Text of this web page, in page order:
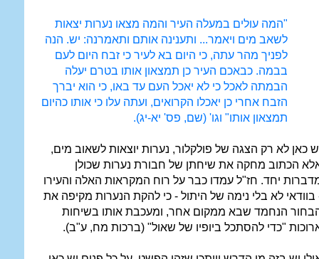
"המה עולים במעלה העיר והמה מצאו נערות יצאות
לשאב מים ויאמר... ותענינה אותם ותאמרנה: יש. הנה
לפניך מהר עתה, כי היום בא לעיר כי זבח היום לעם
בבמה. כבאכם העיר כן תמצאון אותו בטרם יעלה
הבמתה לאכל כי לא יאכל העם עד באו, כי הוא יברך
הזבח אחרי כן יאכלו הקרואים, ועתה עלו כי אותו כהיום
תמצאון אותו" וגו' (שם, פס' יא-יג).
כאן לא רק הצגה של פולקלור, נערות יוצאות לשאוב מים,
הכתוב מחקה את שיחתן של חבורת נערות שכולן
יחד. חז"ל עמדו כבר על רוח המקראות האלה והעירו
בוודאי לא בלי נימה של היתול - כי להקת הנערות מקיפה את
הנחמד שבא ממקום אחר, ומעכבת אותו בשיחות
"כדי להסתכל ביופיו של שאול" (ברכות מח, ע"ב).